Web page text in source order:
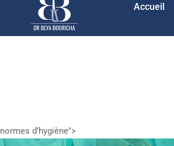
Accueil
normes d’hygiène">